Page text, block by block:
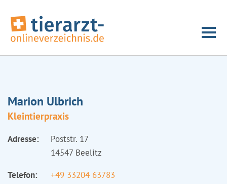
Marion Ulbrich
Kleintierpraxis
Adresse:
Poststr. 17
14547 Beelitz
Telefon:
+49 33204 63783